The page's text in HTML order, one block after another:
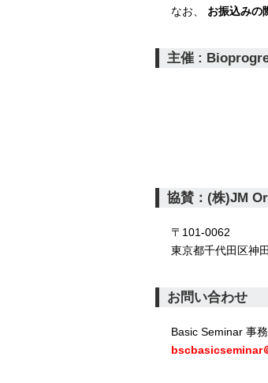
なお、 お振込みの
主催 :
協賛：(株)JM
〒101-0062
東京都千代田区神
お問い合わせ
Basic Seminar 事
bscbasicseminar